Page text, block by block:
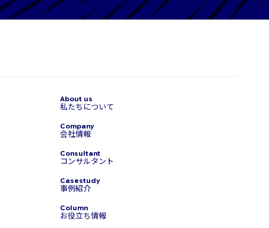
私たちについて
会社情報
コンサルタント
事例紹介
お役立ち情報